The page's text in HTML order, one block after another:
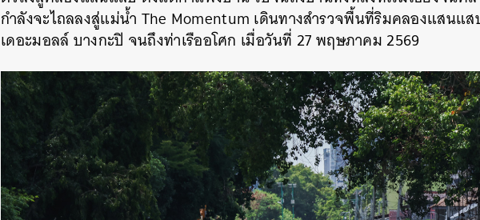
กำลังจะไถลลงสู่แม่น้ำ The Momentum เดินทางสำรวจพื้นที่ริมคลองแสนแส
เดอะมอลล์ บางกะปิ จนถึงท่าเรืออโศก เมื่อวันที่ 27 พฤษภาคม 2569